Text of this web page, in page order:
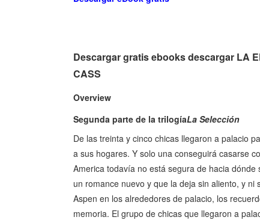
Descargar gratis ebooks descargar LA
CASS
Overview
Segunda parte de la trilogíaLa Selección
De las treinta y cinco chicas llegaron a palacio
a sus hogares. Y solo una conseguirá casarse
America todavía no está segura de hacia
un romance nuevo y que la deja sin aliento, y
Aspen en los alrededores de palacio, los
memoria. El grupo de chicas que llegaron a